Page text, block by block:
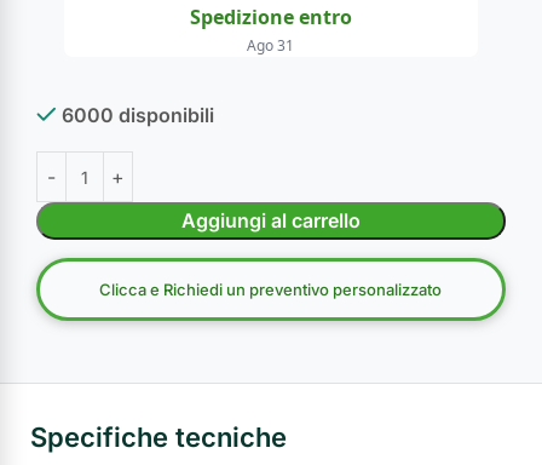
Spedizione entro
Ago 31
6000 disponibili
Aggiungi al carrello
Clicca e Richiedi un preventivo personalizzato
Specifiche tecniche